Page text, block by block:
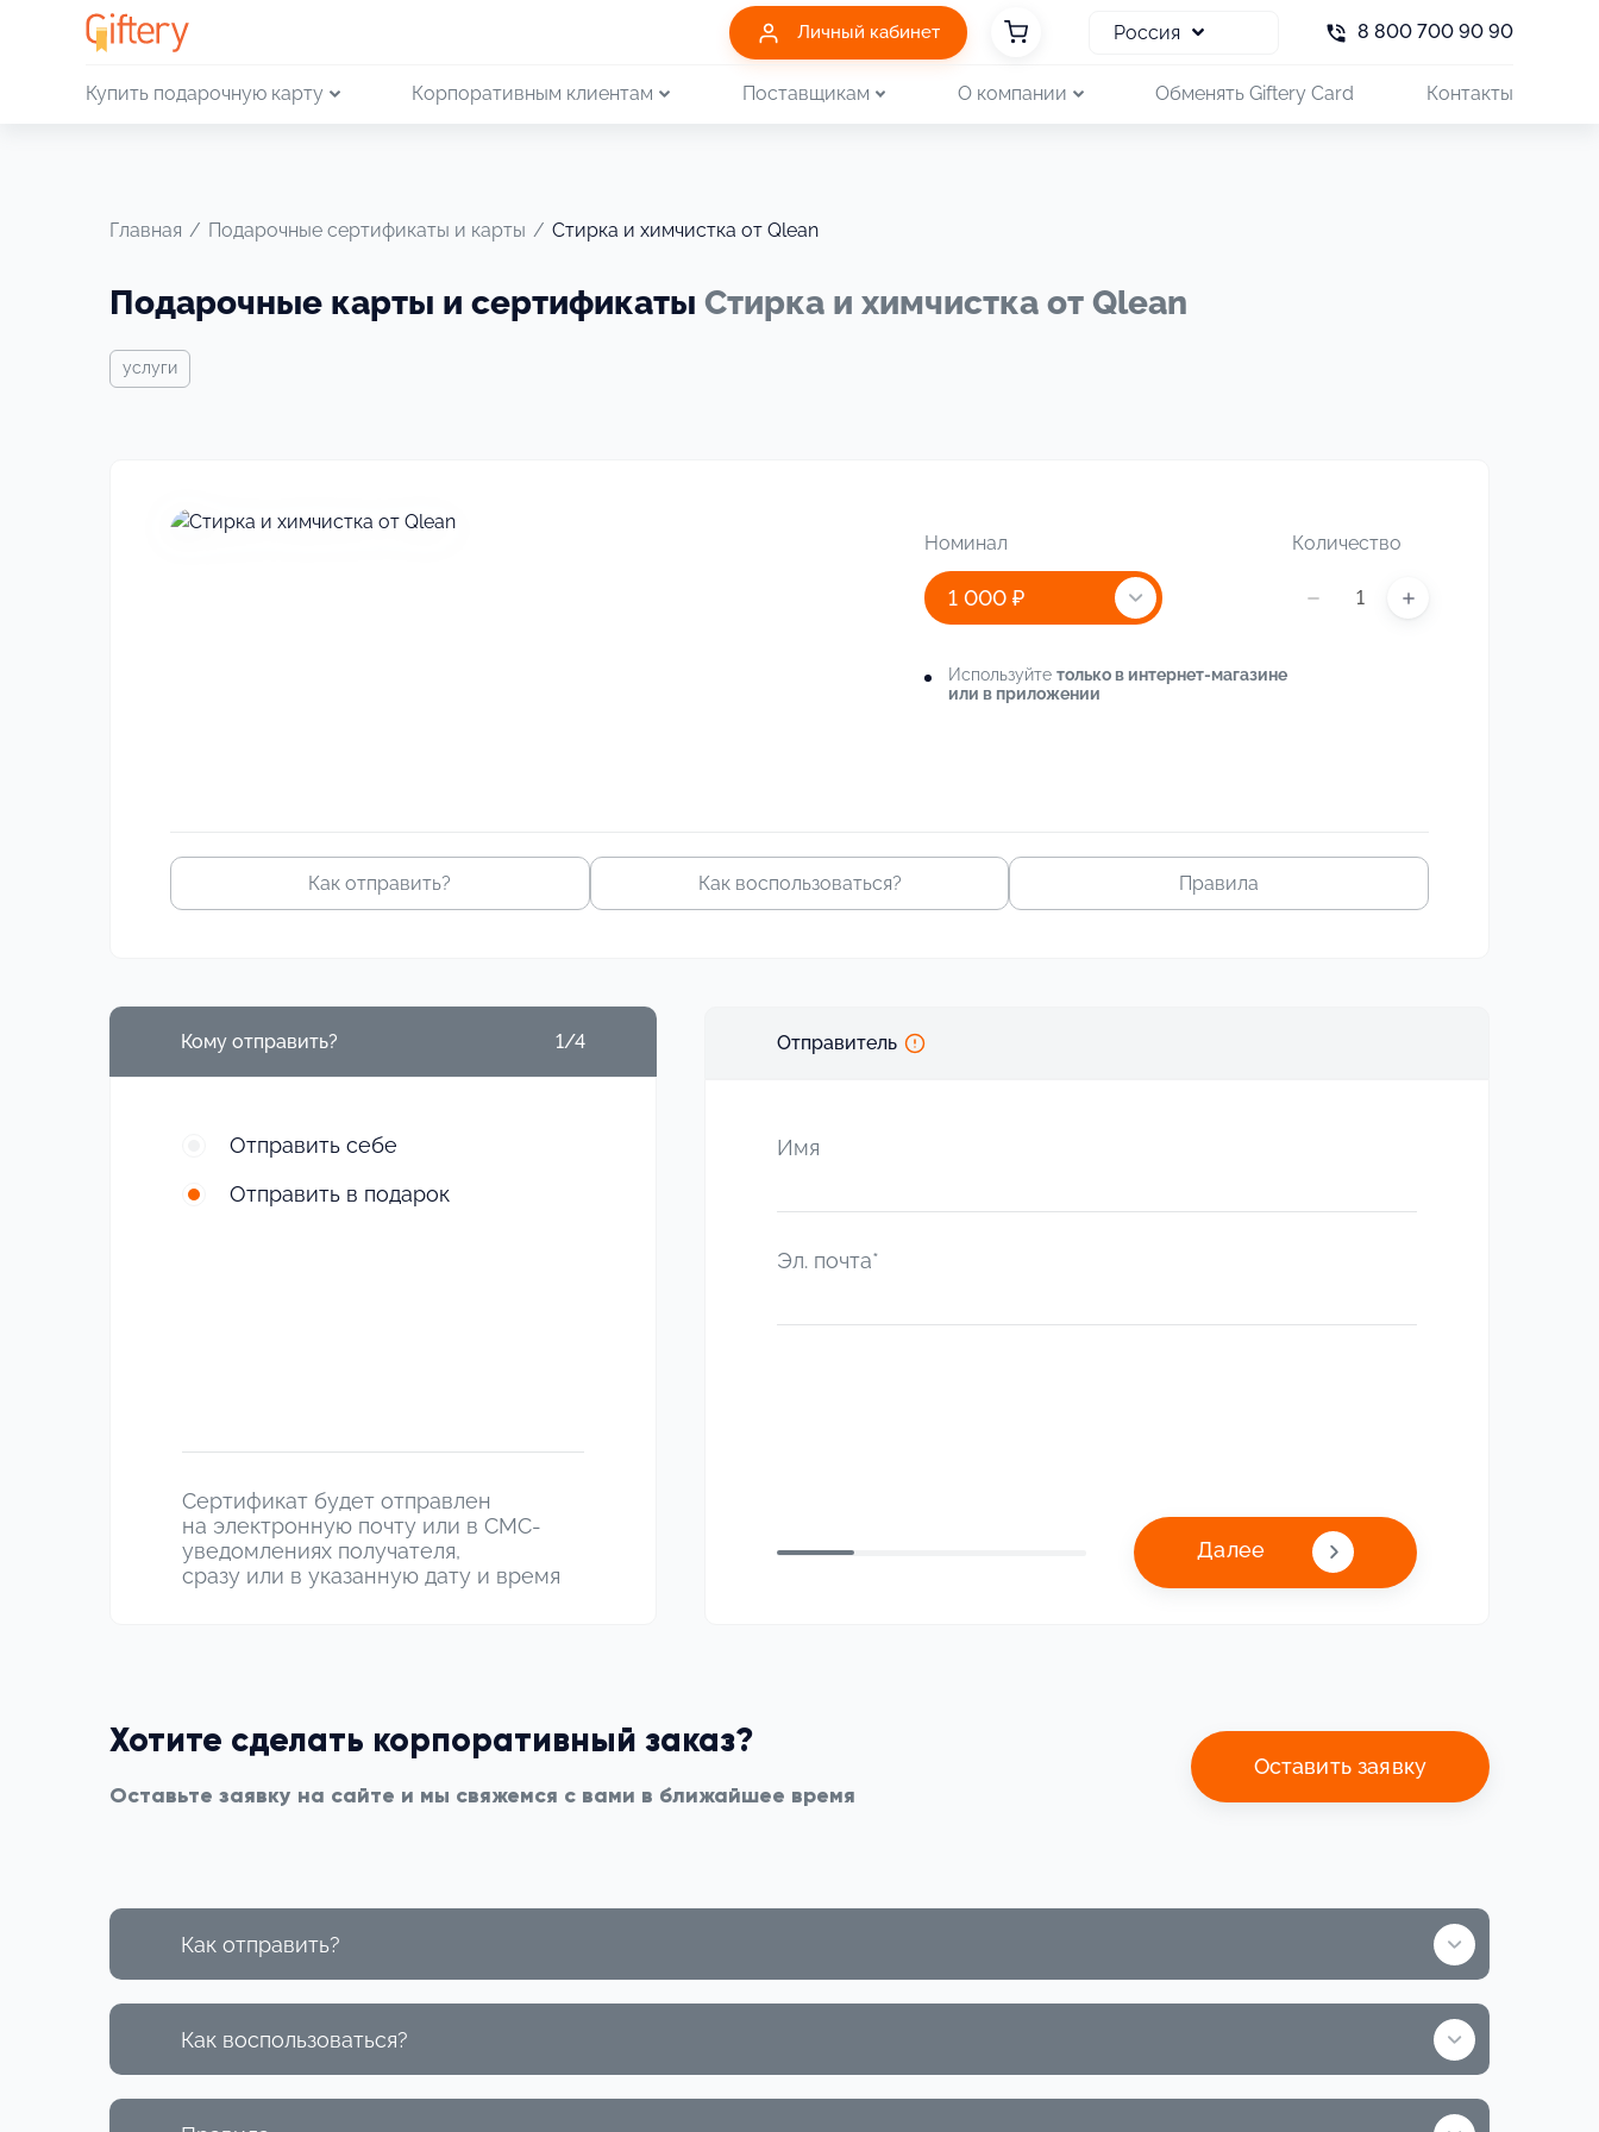
Личный кабинет Россия 8 800 700 90 90
Купить подарочную карту Корпоративным клиентам Поставщикам О компании Обменять Giftery Card Контакты
Главная / Подарочные сертификаты и карты / Стирка и химчистка от Qlean
Подарочные карты и сертификаты Стирка и химчистка от Qlean
услуги
Номинал
1 000 ₽
Количество
Используйте только в интернет-магазине
или в приложении
Как отправить? Как воспользоваться? Правила
Кому отправить? 1/4
Отправить себе
Отправить в подарок
Сертификат будет отправлен
на электронную почту или в СМС-
уведомлениях получателя,
сразу или в указанную дату и время
Отправитель
Имя
Эл. почта*
Далее
Хотите сделать корпоративный заказ?
Оставьте заявку на сайте и мы свяжемся с вами в ближайшее время
Оставить заявку
Как отправить?
Как воспользоваться?